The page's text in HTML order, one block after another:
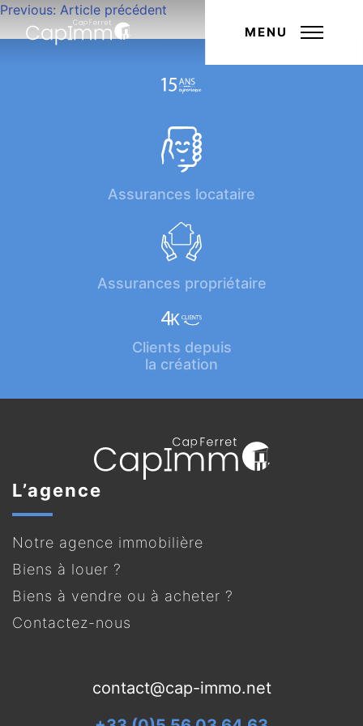
MENU
Navigation
de
Previous: Article précédent
Assurances locataire
Assurances propriétaire
Clients depuis
la création
L’agence
Notre agence immobilière
Biens à louer ?
Biens à vendre ou à acheter ?
Contactez-nous
contact@cap-immo.net